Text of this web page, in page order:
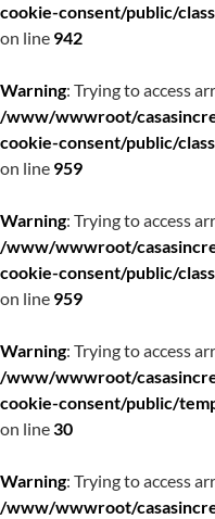
cookie-consent/public/
on line 942
Warning: Trying to access
/www/wwwroot/
cookie-consent/public/
on line 959
Warning: Trying to access
/www/wwwroot/
cookie-consent/public/
on line 959
Warning: Trying to access
/www/wwwroot/
cookie-consent/public/
on line30
Warning: Trying to access
/www/wwwroot/